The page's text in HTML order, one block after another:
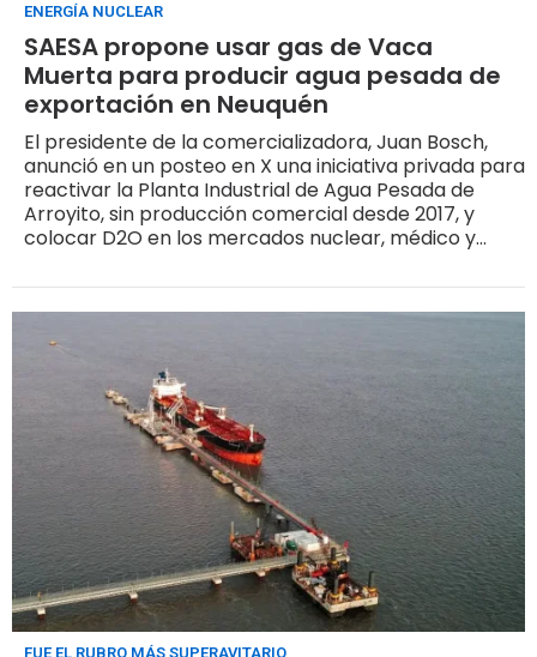
ENERGÍA NUCLEAR
SAESA propone usar gas de Vaca
Muerta para producir agua pesada de
exportación en Neuquén
El presidente de la comercializadora, Juan Bosch,
anunció en un posteo en X una iniciativa privada para
reactivar la Planta Industrial de Agua Pesada de
Arroyito, sin producción comercial desde 2017, y
colocar D2O en los mercados nuclear, médico y
FUE EL RUBRO MÁS SUPERAVITARIO